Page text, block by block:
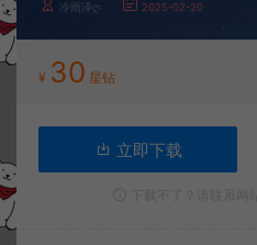
冷雨泽ღ 2025-02-20
¥ 30 星钻
立即下载